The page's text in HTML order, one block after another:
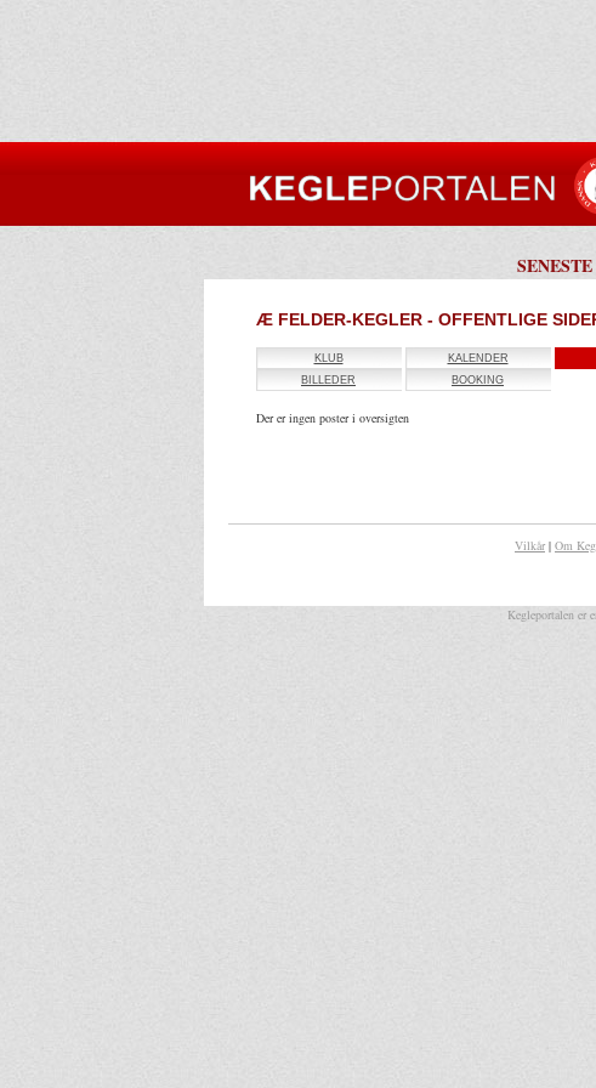
Æ FELDER-KEGLER - OFFENTLIGE
KLUB KALENDER
BILLEDER
BOOKING
Der er ingen poster i oversigten
Vilkår | Om
Kegleportalen er